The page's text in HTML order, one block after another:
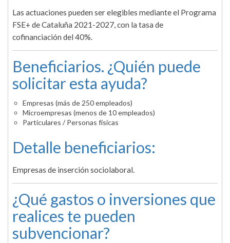
Las actuaciones pueden ser elegibles mediante el Programa
FSE+ de Cataluña 2021-2027, con la tasa de
cofinanciación del 40%.
Beneficiarios. ¿Quién puede
solicitar esta ayuda?
Empresas (más de 250 empleados)
Microempresas (menos de 10 empleados)
Particulares / Personas físicas
Detalle beneficiarios:
Empresas de inserción sociolaboral.
¿Qué gastos o inversiones que
realices te pueden
subvencionar?